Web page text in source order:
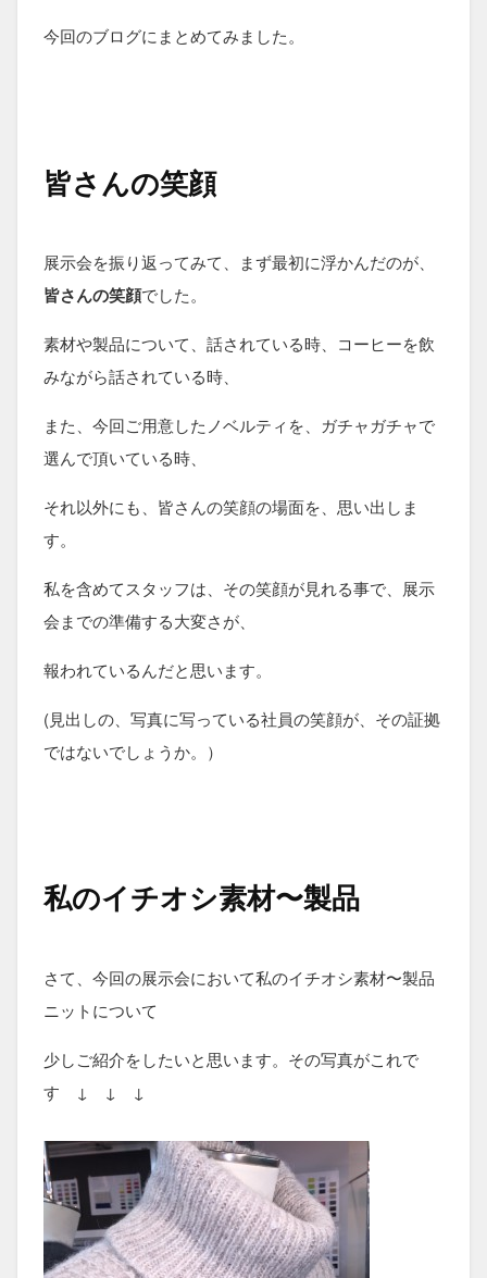
今回のブログにまとめてみました。
皆さんの笑顔
展示会を振り返ってみて、まず最初に浮かんだのが、
皆さんの笑顔でした。
素材や製品について、話されている時、コーヒーを飲
みながら話されている時、
また、今回ご用意したノベルティを、ガチャガチャで
選んで頂いている時、
それ以外にも、皆さんの笑顔の場面を、思い出しま
す。
私を含めてスタッフは、その笑顔が見れる事で、展示
会までの準備する大変さが、
報われているんだと思います。
(見出しの、写真に写っている社員の笑顔が、その証拠
ではないでしょうか。）
私のイチオシ素材〜製品
さて、今回の展示会において私のイチオシ素材〜製品
ニットについて
少しご紹介をしたいと思います。その写真がこれで
す ↓ ↓ ↓